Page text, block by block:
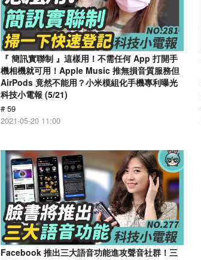
『 簡訊實聯制 』這樣用！不需任何 App 打開手
機相機就可用！Apple Music 推無損音質服務但
AirPods 竟然不能用？小米模組化手機專利曝光
科技小電報 (5/21)
# 59
2021-05-20 11:00
Facebook 推出三大語音功能進攻聲音社群！三